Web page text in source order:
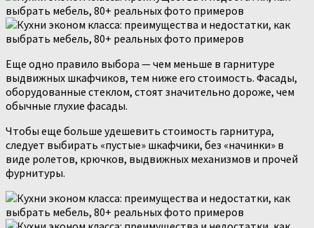
Еще одно правило выбора — чем меньше в гарнитуре
выдвижных шкафчиков, тем ниже его стоимость. Фасады,
оборудованные стеклом, стоят значительно дороже, чем
обычные глухие фасады.
Чтобы еще больше удешевить стоимость гарнитура,
следует выбирать «пустые» шкафчики, без «начинки» в
виде ролетов, крючков, выдвижных механизмов и прочей
фурнитуры.